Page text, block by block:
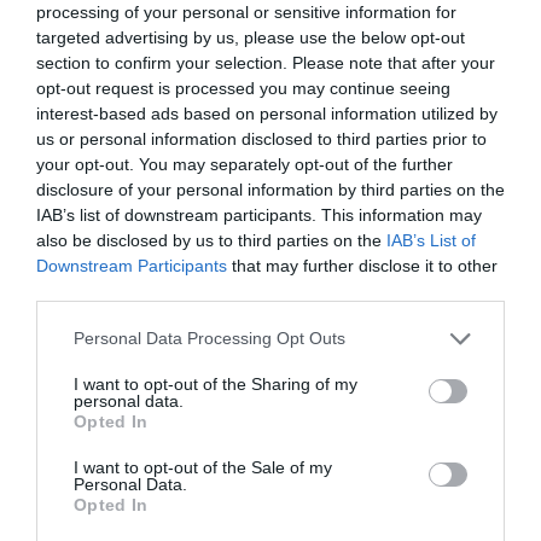
processing of your personal or sensitive information for
targeted advertising by us, please use the below opt-out
section to confirm your selection. Please note that after your
opt-out request is processed you may continue seeing
interest-based ads based on personal information utilized by
us or personal information disclosed to third parties prior to
your opt-out. You may separately opt-out of the further
disclosure of your personal information by third parties on the
IAB’s list of downstream participants. This information may
also be disclosed by us to third parties on the IAB’s List of
Downstream Participants that may further disclose it to other
Personal Data Processing Opt Outs
I want to opt-out of the Sharing of my
personal data.
Opted In
I want to opt-out of the Sale of my
Personal Data.
Opted In
M. Sarkozy, sur une chaine de télévision française.
Dans ce document, publié par Mediapart, les
informations écrites dans un langage télégraphique,
ont été recueillies en 2006 par Jean-Charles Brisard,
ancien membre de l’équipe de campagne d’Edouard
Balladur en 1995. Selon Mediapart, ces notes
accréditent l’idée que Ziad Takieddine, organisateur
en 2005 des visites du ministre français de l’Intérieur
à l’époque – Nicolas Sarkozy – et de ses proches en
Libye, puis en 2007 du président élu, aurait mis en
place les «modalités de financement» de sa
lien avec Brice Hortefeux, alors ministre des
Collectivités locales.